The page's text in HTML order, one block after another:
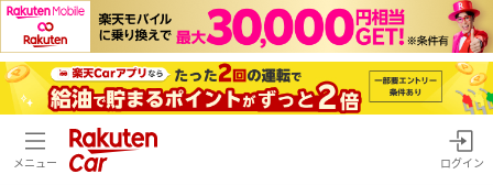
メニュー ログイン